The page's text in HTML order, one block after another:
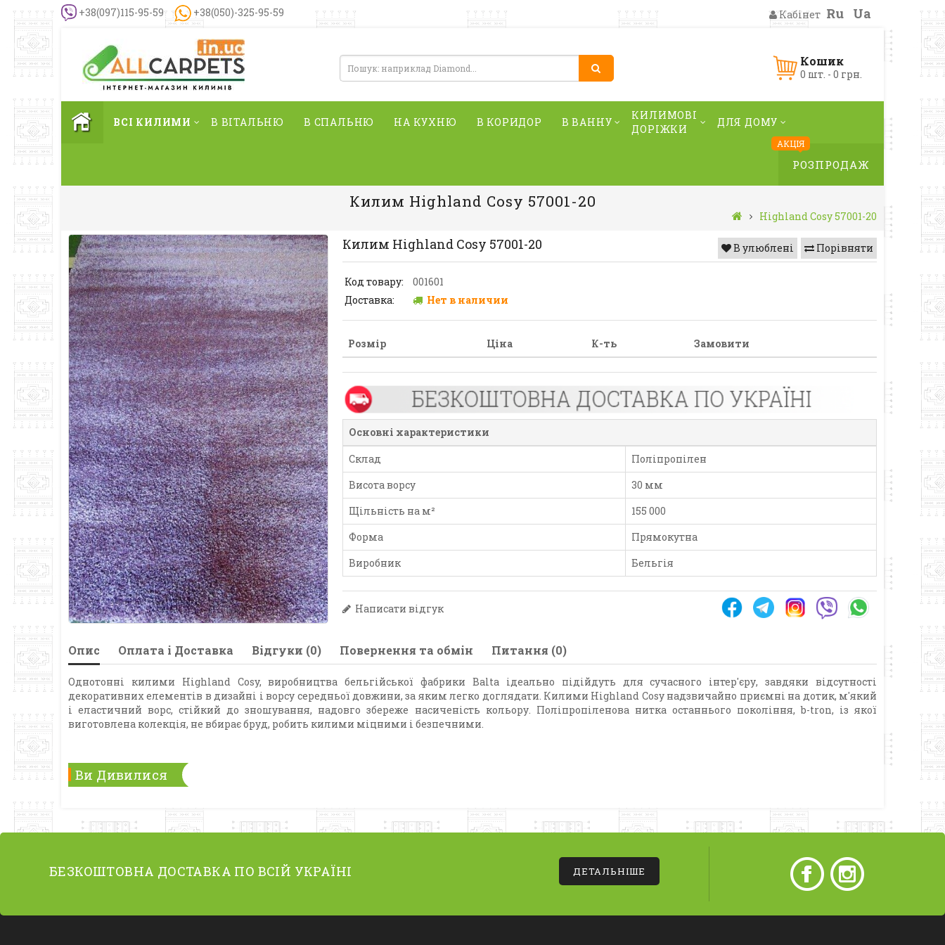
+38(097)115-95-59 +38(050)-325-95-59 Кабінет Ru Ua
Кошик
0 шт. - 0 грн.
ВСІ КИЛИМИ В ВІТАЛЬНЮ В СПАЛЬНЮ НА КУХНЮ В КОРИДОР В ВАННУ
КИЛИМОВІ
ДОРІЖКИ
ДЛЯ ДОМУ
АКЦІЯ
РОЗПРОДАЖ
Килим Highland Cosy 57001-20
Highland Cosy 57001-20
Порівняти
В улюблені
Килим Highland Cosy 57001-20
Код товару:
001601
Доставка:
Нет в наличии
Розмір Ціна К-ть Замовити
Основні характеристики
Склад
Поліпропілен
Висота ворсу
30 мм
Щільність на м²
155 000
Форма
Прямокутна
Виробник
Бельгія
Написати відгук
Опис Оплата і Доставка Відгуки (0) Повернення та обмін Питання (0)
Однотонні килими Highland Cosy, виробництва бельгійської фабрики Balta ідеально підійдуть для сучасного інтер'єру, завдяки відсутності
декоративних елементів в дизайні і ворсу середньої довжини, за яким легко доглядати. Килими Highland Cosy надзвичайно приємні на дотик, м'який
і еластичний ворс, стійкий до зношування, надовго збереже насиченість кольору. Поліпропіленова нитка останнього покоління, b-tron, із якої
виготовлена колекція, не вбирає бруд, робить килими міцними і безпечними.
Ви Дивилися
БЕЗКОШТОВНА ДОСТАВКА ПО ВСІЙ УКРАЇНІ ДЕТАЛЬНІШЕ